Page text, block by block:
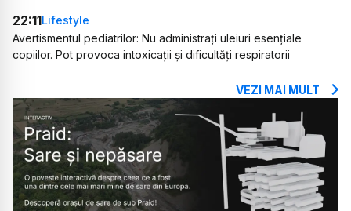
22:11Lifestyle
Avertismentul pediatrilor: Nu administrați uleiuri esențiale
copiilor. Pot provoca intoxicații și dificultăți respiratorii
VEZI MAI MULT